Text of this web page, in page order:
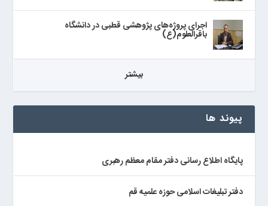
اجرای پروژه‌های پژوهشی قطبی در دانشگاه
باقرالعلوم(ع)
بيشتر
پیوند ها
پایگاه اطلاع رسانی دفتر مقام معظم رهبری
دفتر تبلیغات اسلامی حوزه علمیه قم